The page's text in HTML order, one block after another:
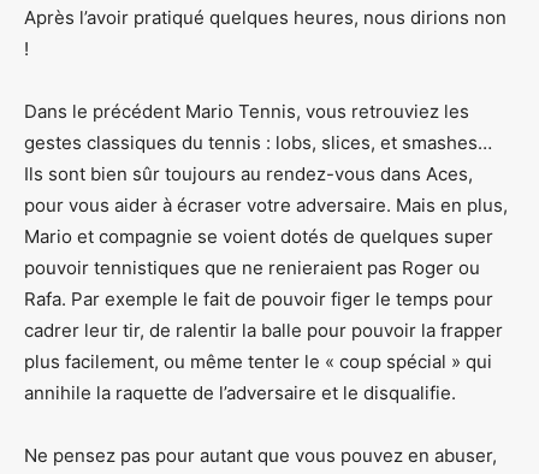
Après l’avoir pratiqué quelques heures, nous dirions non
!
Dans le précédent Mario Tennis, vous retrouviez les
gestes classiques du tennis : lobs, slices, et smashes…
Ils sont bien sûr toujours au rendez-vous dans Aces,
pour vous aider à écraser votre adversaire. Mais en plus,
Mario et compagnie se voient dotés de quelques super
pouvoir tennistiques que ne renieraient pas Roger ou
Rafa. Par exemple le fait de pouvoir figer le temps pour
cadrer leur tir, de ralentir la balle pour pouvoir la frapper
plus facilement, ou même tenter le « coup spécial » qui
annihile la raquette de l’adversaire et le disqualifie.
Ne pensez pas pour autant que vous pouvez en abuser,